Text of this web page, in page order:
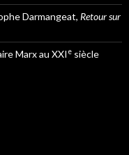
Darmangeat, Retour sur
Marx au XXI e siècle